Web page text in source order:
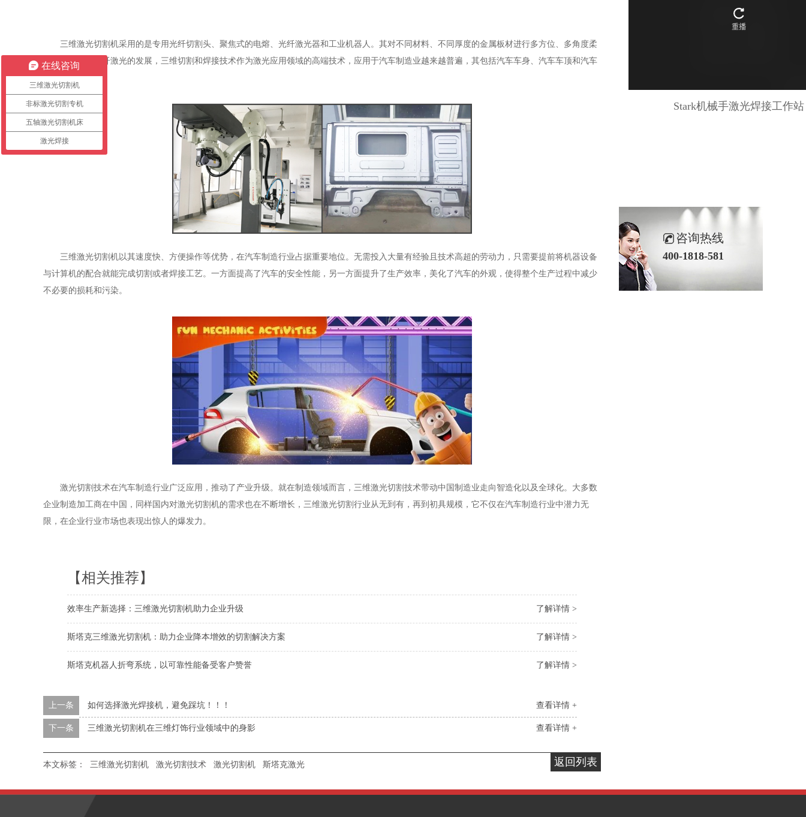
三维激光切割机采用的是专用光纤切割头、聚焦式的电熔、光纤激光器和工业机器人。其对不同材料、不同厚度的金属板材进行多方位、多角度柔
性切割。随着光纤激光的发展，三维切割和焊接技术作为激光应用领域的高端技术，应用于汽车制造业越来越普遍，其包括汽车车身、汽车车顶和汽车
零部件等。
三维激光切割机以其速度快、方便操作等优势，在汽车制造行业占据重要地位。无需投入大量有经验且技术高超的劳动力，只需要提前将机器设备
与计算机的配合就能完成切割或者焊接工艺。一方面提高了汽车的安全性能，另一方面提升了生产效率，美化了汽车的外观，使得整个生产过程中减少
不必要的损耗和污染。
激光切割技术在汽车制造行业广泛应用，推动了产业升级。就在制造领域而言，三维激光切割技术带动中国制造业走向智造化以及全球化。大多数
企业制造加工商在中国，同样国内对激光切割机的需求也在不断增长，三维激光切割行业从无到有，再到初具规模，它不仅在汽车制造行业中潜力无
限，在企业行业市场也表现出惊人的爆发力。
【相关推荐】
了解详情 >
效率生产新选择：三维激光切割机助力企业升级
了解详情 >
斯塔克三维激光切割机：助力企业降本增效的切割解决方案
了解详情 >
斯塔克机器人折弯系统，以可靠性能备受客户赞誉
查看详情 +
上一条 如何选择激光焊接机，避免踩坑！！！
查看详情 +
下一条 三维激光切割机在三维灯饰行业领域中的身影
返回列表
本文标签： 三维激光切割机 激光切割技术 激光切割机 斯塔克激光
Stark机械手激光焊接工作站
咨询热线
400-1818-581
在线咨询
三维激光切割机
非标激光切割专机
五轴激光切割机床
激光焊接